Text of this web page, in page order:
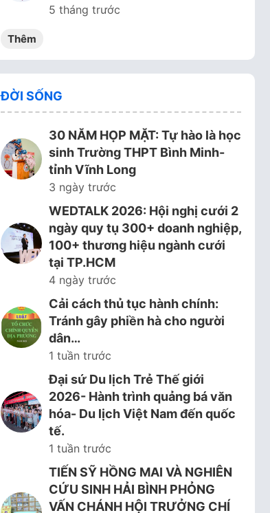
5 tháng trước
Thêm
ĐỜI SỐNG
30 NĂM HỌP MẶT: Tự hào là học
sinh Trường THPT Bình Minh-
tỉnh Vĩnh Long
3 ngày trước
WEDTALK 2026: Hội nghị cưới 2
ngày quy tụ 300+ doanh nghiệp,
100+ thương hiệu ngành cưới
tại TP.HCM
4 ngày trước
Cải cách thủ tục hành chính:
Tránh gây phiền hà cho người
dân…
1 tuần trước
Đại sứ Du lịch Trẻ Thế giới
2026- Hành trình quảng bá văn
hóa- Du lịch Việt Nam đến quốc
tế.
1 tuần trước
TIẾN SỸ HỒNG MAI VÀ NGHIÊN
CỨU SINH HẢI BÌNH PHỎNG
VẤN CHÁNH HỘI TRƯỞNG CHÍ